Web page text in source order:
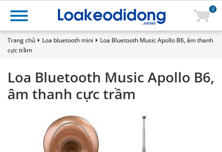
0
Trang chủ Loa bluetooth mini
Loa Bluetooth Music Apollo B6, âm thanh
cực trầm
Loa Bluetooth Music Apollo B6,
âm thanh cực trầm